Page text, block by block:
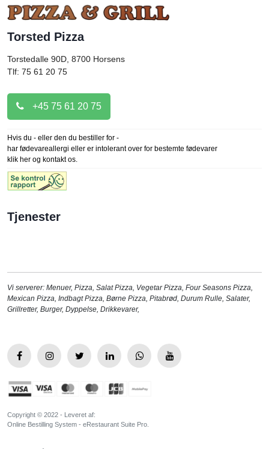
Torsted Pizza
Torstedalle 90D, 8700 Horsens
Tlf: 75 61 20 75
+45 75 61 20 75
Hvis du - eller den du bestiller for -
har fødevareallergi eller er intolerant over for bestemte fødevarer
klik her og kontakt os.
Tjenester
Vi serverer: Menuer, Pizza, Salat Pizza, Vegetar Pizza, Four Seasons Pizza,
Mexican Pizza, Indbagt Pizza, Børne Pizza, Pitabrød, Durum Rulle, Salater,
Grillretter, Burger, Dyppelse, Drikkevarer,
Copyright © 2022 - Leveret af:
Online Bestilling System - eRestaurant Suite Pro.